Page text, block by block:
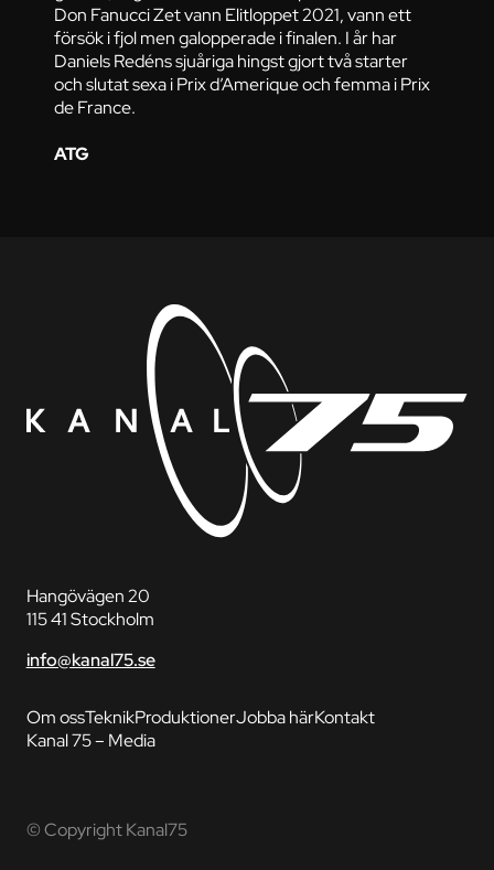
Don Fanucci Zet vann Elitloppet 2021, vann ett
försök i fjol men galopperade i finalen. I år har
Daniels Redéns sjuåriga hingst gjort två starter
och slutat sexa i Prix d’Amerique och femma i Prix
de France.
ATG
Hangövägen 20
115 41 Stockholm
info@kanal75.se
Om ossTeknikProduktionerJobba härKontakt
Kanal 75 – Media
© Copyright Kanal75